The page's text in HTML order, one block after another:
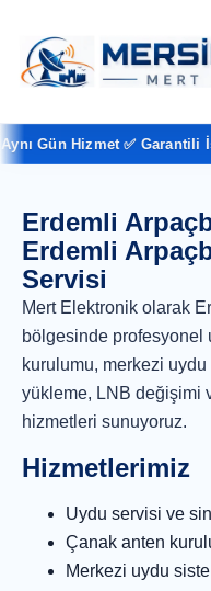
Gün Hizmet ✅ Garantili
Erdemli
Erdemli
Servisi
Mert Elektronik olarak
bölgesinde profesyonel
kurulumu, merkezi uydu
yükleme, LNB değişimi
hizmetleri sunuyoruz.
Hizmetlerimiz
Uydu servisi ve
Çanak anten
Merkezi uydu